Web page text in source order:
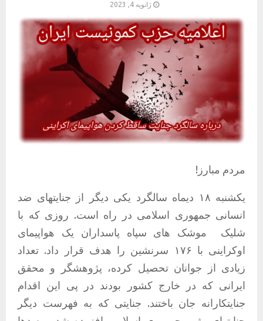
ژانویه 4, 2023
مردم مبارز!
یکشنبه ۱۸ دیماه سالگرد یکی دیگر از جنایتهای ضد
انسانی جمهوری اسلامی در راه است. روزی که با
شلیک موشک های سپاه پاسداران یک هواپیمای
اوکراینی با ۱۷۶ سرنشین را هدف قرار داد. تعداد
زیادی از جوانان تحصیل کرده، پژوهشگر و محقق
ایرانی که در خارج کشور بودند در پی این اقدام
جنایتکارانه جان باختند. جنایتی که به فهرست دیگر